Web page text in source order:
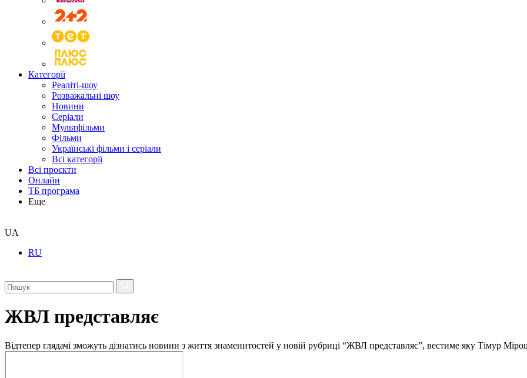
Категорії
Реаліті-шоу
Розважальні шоу
Новини
Серіали
Мультфільми
Фільми
Українські фільми і серіали
Всі категорії
Всі проєкти
Онлайн
ТБ програма
Еще
UA
RU
ЖВЛ представляє
Відтепер глядачі зможуть дізнатись новини з життя знаменитостей у новій рубриці “ЖВЛ представляє”, вестиме яку Тімур